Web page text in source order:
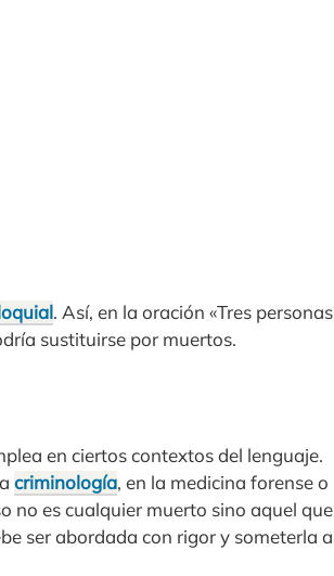
. Así, en la oración «Tres personas
sustituirse por muertos.
en ciertos contextos del lenguaje.
criminología, en la medicina forense o
no es cualquier muerto sino aquel que
ser abordada con rigor y someterla a